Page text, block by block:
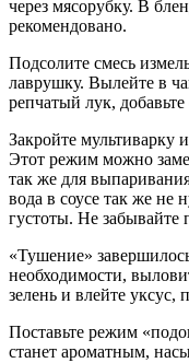
через мясорубку. В
рекомендовано.
Подсолите смесь
лаврушку. Вылейте в
репчатый лук,
Закройте мультиварку
Этот режим можно
так же для
вода в соусе так же не
густоты. Не забывайте
«Тушение»
необходимости,
зелень и влейте уксус,
Поставьте режим
станет ароматным,